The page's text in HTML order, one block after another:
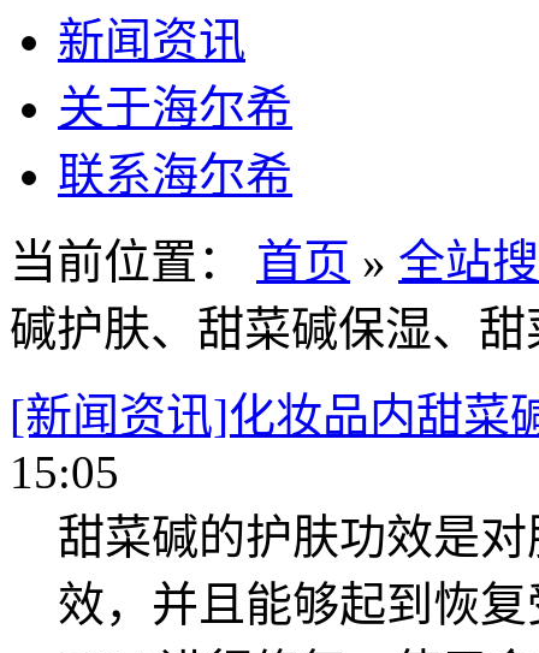
新闻资讯
关于海尔希
联系海尔希
当前位置：
首页 » 全站
碱护肤、甜菜碱保湿、
[新闻资讯]化妆品内甜菜
15:05
甜菜碱的护肤功效是
效，并且能够起到恢